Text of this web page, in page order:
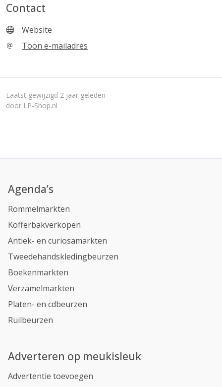
Contact
Website
Toon e-mailadres
Laatst gewijzigd 2 jaar geleden
door LP-Shop.nl
Agenda’s
Rommelmarkten
Kofferbakverkopen
Antiek- en curiosamarkten
Tweedehandskledingbeurzen
Boekenmarkten
Verzamelmarkten
Platen- en cdbeurzen
Ruilbeurzen
Adverteren op meukisleuk
Advertentie toevoegen